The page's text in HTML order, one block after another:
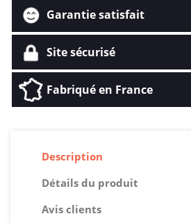
Garantie satisfait
Site sécurisé
Fabriqué en France
Description
Détails du produit
Avis clients